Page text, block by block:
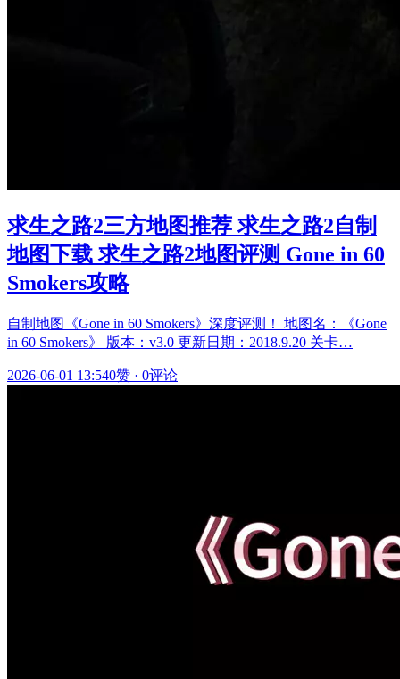
求生之路2三方地图推荐 求生之路2自制
地图下载 求生之路2地图评测 Gone in 60
Smokers攻略
自制地图《Gone in 60 Smokers》深度评测！ 地图名：《Gone
in 60 Smokers》 版本：v3.0 更新日期：2018.9.20 关卡…
2026-06-01 13:540赞 · 0评论